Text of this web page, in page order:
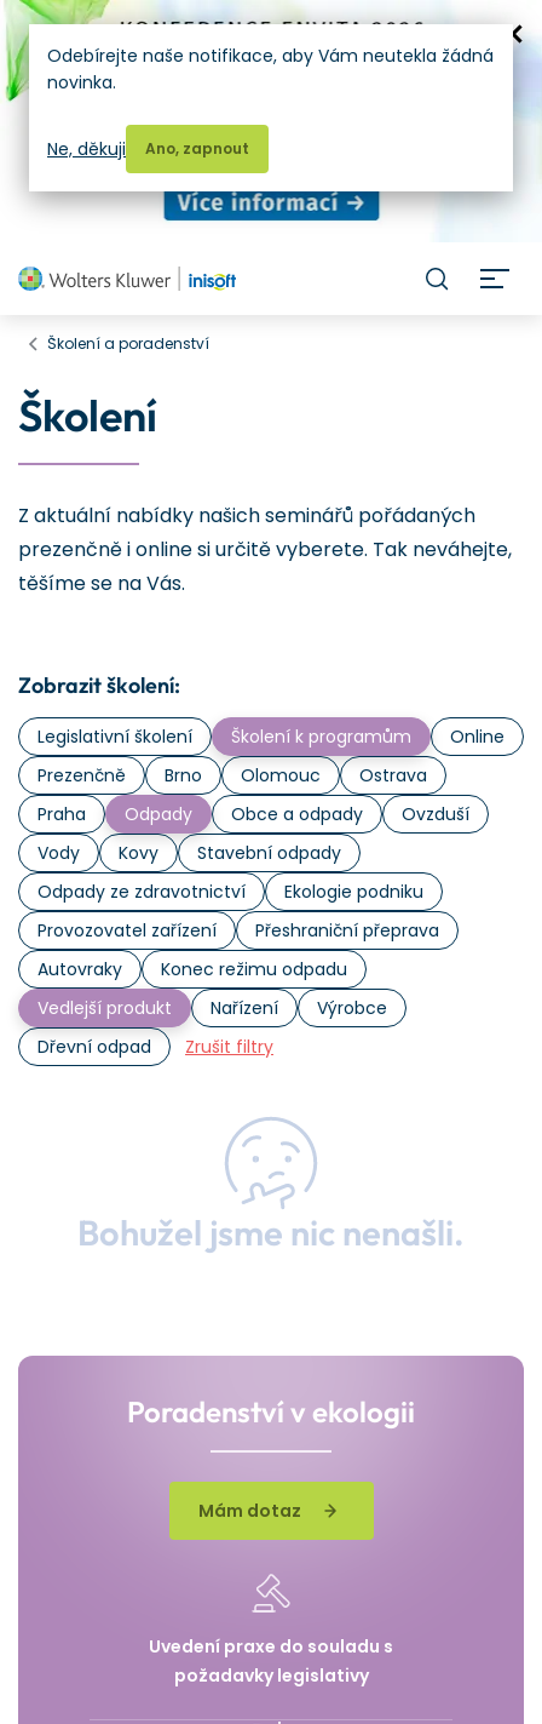
Školení a poradenství
Školení
Z aktuální nabídky našich seminářů pořádaných
prezenčně i online si určitě vyberete. Tak neváhejte,
těšíme se na Vás.
Zobrazit školení:
Legislativní školení Školení k programům
Online
Prezenčně
Brno Olomouc
Ostrava
Praha
Odpady Obce a odpady
Ovzduší
Vody
Kovy
Stavební odpady
Odpady ze zdravotnictví
Ekologie podniku
Provozovatel zařízení
Přeshraniční přeprava
Autovraky
Konec režimu odpadu
Vedlejší produkt
Nařízení
Výrobce
Dřevní odpad
Zrušit filtry
Bohužel jsme nic nenašli.
Poradenství v ekologii
Mám dotaz
Uvedení praxe do souladu s
požadavky legislativy
Odebírejte naše notifikace, aby Vám neutekla žádná
novinka.
Ano, zapnout
Ne, děkuji